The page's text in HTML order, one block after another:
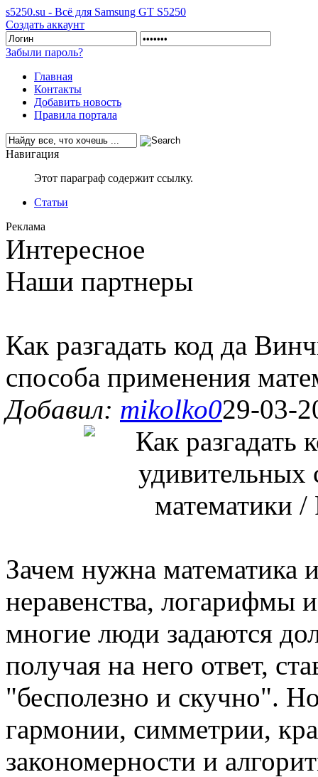
s5250.su - Всё для Samsung GT S5250
Создать аккаунт
Забыли пароль?
Главная
Контакты
Добавить новость
Правила портала
Навигация
Этот параграф содержит ссылку.
Статьи
Реклама
Интересное
Наши партнеры
Как разгадать код да
способа применения
Добавил: mikolko029-03-
Зачем нужна математика
неравенства, логарифмы
многие люди задаются
получая на него ответ,
"бесполезно и скучно".
гармонии, симметрии,
закономерности и